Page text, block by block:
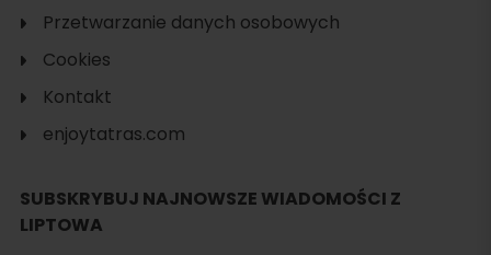
noclegu
Przetwarzanie danych osobowych
Cookies
Kontakt
enjoytatras.com
SUBSKRYBUJ NAJNOWSZE WIADOMOŚCI Z
LIPTOWA